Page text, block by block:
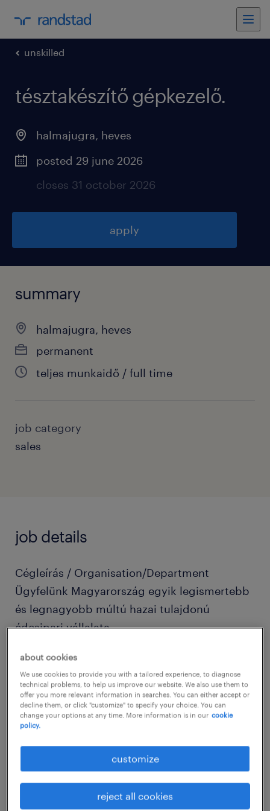
unskilled
tésztakészítő gépkezelő.
halmajugra, heves
posted 29 june 2026
closes 31 october 2026
apply
summary
halmajugra, heves
permanent
teljes munkaidő / full time
job category
sales
job details
Cégleírás / Organisation/Department
Ügyfelünk Magyarország egyik legismertebb
és legnagyobb múltú hazai tulajdonú
édesipari vállalata.
Pozíció leírása / Job description
tésztagyúrási program beállítása
alapanyagok behívása receptúra alapján
gyártás során használt gépek és
berendezések üzemeltetése, tisztán
mérési műveletek elvégzése: a felhasznált
about cookies
We use cookies to provide you with a tailored experience, to diagnose
technical problems, to help us improve our website. We also use them to
offer you more relevant information in searches. You can either accept or
decline them, or click "customize" to specify your choice. You can
change your options at any time. More information is in our cookie
policy.
customize
reject all cookies